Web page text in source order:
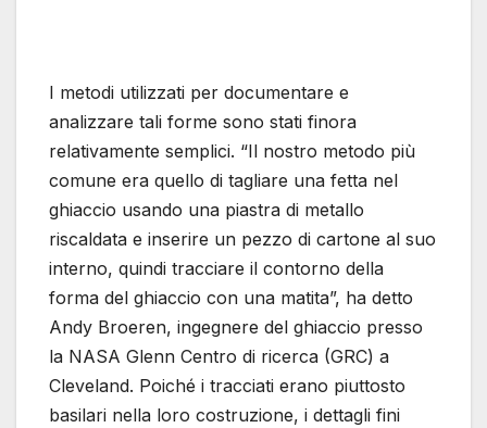
I metodi utilizzati per documentare e
analizzare tali forme sono stati finora
relativamente semplici. “Il nostro metodo più
comune era quello di tagliare una fetta nel
ghiaccio usando una piastra di metallo
riscaldata e inserire un pezzo di cartone al suo
interno, quindi tracciare il contorno della
forma del ghiaccio con una matita”, ha detto
Andy Broeren, ingegnere del ghiaccio presso
la NASA Glenn Centro di ricerca (GRC) a
Cleveland. Poiché i tracciati erano piuttosto
basilari nella loro costruzione, i dettagli fini